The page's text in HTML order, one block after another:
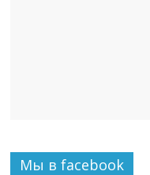
Мы в facebook